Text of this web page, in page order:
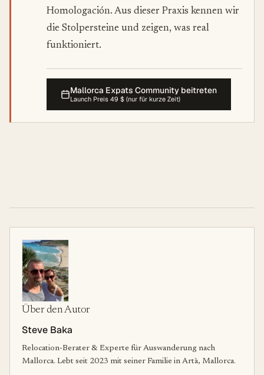
Homologación. Aus dieser Praxis kennen wir
die Stolpersteine und zeigen, was real
funktioniert.
Mallorca Expats Community beitreten
Launch Preis 49 $ (nur für kurze Zeit)
Über den Autor
Steve Baka
Relocation-Berater & Experte für Auswanderung nach
Mallorca. Lebt seit 2023 mit seiner Familie in Artà, Mallorca.